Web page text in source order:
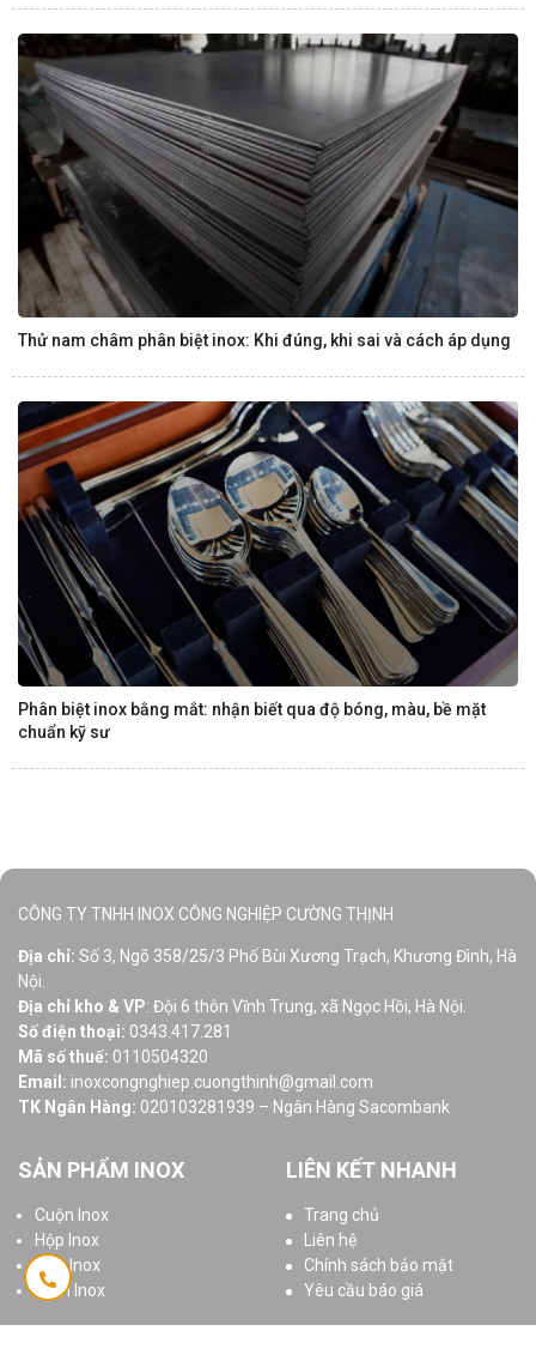
Thử nam châm phân biệt inox: Khi đúng, khi sai và cách áp dụng
Phân biệt inox bằng mắt: nhận biết qua độ bóng, màu, bề mặt
chuẩn kỹ sư
CÔNG TY TNHH INOX CÔNG NGHIỆP CƯỜNG THỊNH
Địa chỉ: Số 3, Ngõ 358/25/3 Phố Bùi Xương Trạch, Khương Đình, Hà
Nội.
Địa chỉ kho & VP: Đội 6 thôn Vĩnh Trung, xã Ngọc Hồi, Hà Nội.
Số điện thoại: 0343.417.281
Mã số thuế: 0110504320
Email: inoxcongnghiep.cuongthinh@gmail.com
TK Ngân Hàng: 020103281939 – Ngân Hàng Sacombank
SẢN PHẨM INOX
Cuộn Inox
Hộp Inox
Ống Inox
Tấm Inox
LIÊN KẾT NHANH
Trang chủ
Liên hệ
Chính sách bảo mật
Yêu cầu báo giá